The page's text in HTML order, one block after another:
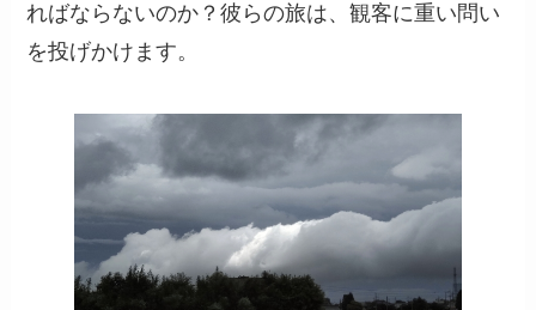
ればならないのか？彼らの旅は、観客に重い問い
を投げかけます。